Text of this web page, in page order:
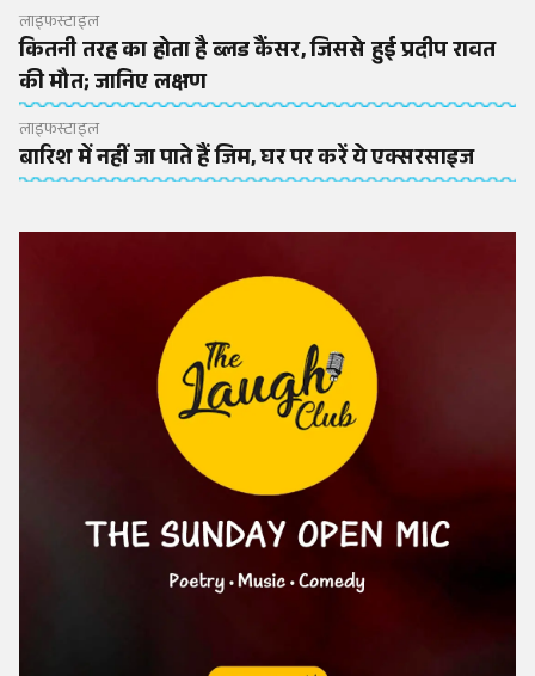
लाइफस्टाइल
कितनी तरह का होता है ब्लड कैंसर, जिससे हुई प्रदीप रावत
की मौत; जानिए लक्षण
लाइफस्टाइल
बारिश में नहीं जा पाते हैं जिम, घर पर करें ये एक्सरसाइज